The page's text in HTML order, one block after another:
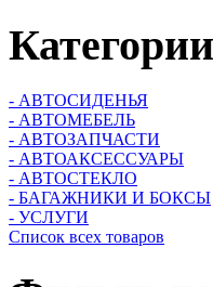
Категории
- АВТОСИДЕНЬЯ
- АВТОМЕБЕЛЬ
- АВТОЗАПЧАСТИ
- АВТОАКСЕССУАРЫ
- АВТОСТЕКЛО
- БАГАЖНИКИ И БОКСЫ
- УСЛУГИ
Список всех товаров